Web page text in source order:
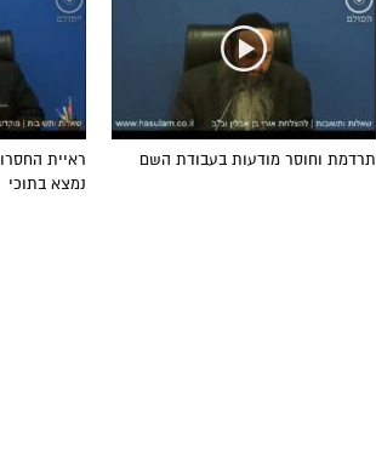
ראיית
נמצא בתוכי
תרדמת וחוסר מודעות בעבודת השם